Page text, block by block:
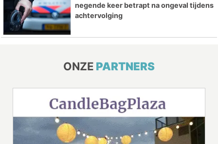
negende keer betrapt na ongeval tijdens
achtervolging
ONZE PARTNERS